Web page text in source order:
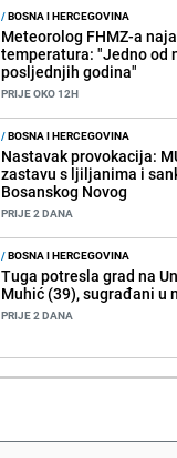
/BOSNA I HERCEGOVINA
Meteorolog FHMZ-a
temperatura: "Jedno od
posljednjih godina"
PRIJE OKO 12H
/BOSNA I HERCEGOVINA
Nastavak provokacija:
zastavu s ljiljanima i
Bosanskog Novog
PRIJE 2 DANA
/BOSNA I HERCEGOVINA
Tuga potresla grad na
Muhić (39), sugrađani u
PRIJE 2 DANA